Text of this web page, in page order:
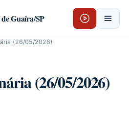
Guaíra/SP
(26/05/2026)
(26/05/2026)